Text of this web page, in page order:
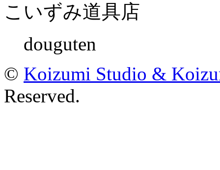
こいずみ道具店
douguten
© Koizumi Studio &
Reserved.